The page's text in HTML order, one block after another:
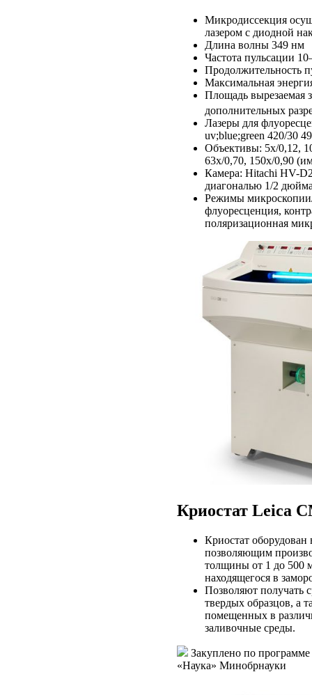
Микродиссекция
лазером с диодной
Длина волны 349 нм
Частота пульсации
Продолжительность
Максимальная
Площадь вырезаемая
дополнительных
Лазеры для
uv;blue;green 420/30
Объективы: 5x/0,12,
63x/0,70, 150х/0,90
Камера: Hitachi HV-
диагональю 1/2
Режимы
флуоресценция,
поляризационная
Криостат Leica
Криостат
позволяющим
толщины от 1 до 500
находящегося в
Позволяют получать
твердых образцов, а
помещенных в
заливочные среды.
Закуплено по
«Наука» Минобрнауки